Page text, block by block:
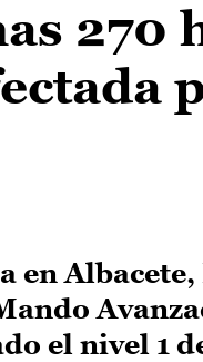
270
en
el nivel 1